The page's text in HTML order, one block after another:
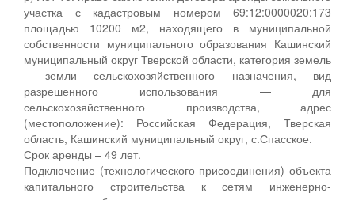
участка с кадастровым номером 69:12:0000020:173
площадью 10200 м2, находящего в муниципальной
собственности муниципального образования Кашинский
муниципальный округ Тверской области, категория земель
- земли сельскохозяйственного назначения, вид
разрешенного использования — для
сельскохозяйственного производства, адрес
(местоположение): Российская Федерация, Тверская
область, Кашинский муниципальный округ, с.Спасское.
Срок аренды – 49 лет.
Подключение (технологического присоединения) объекта
капитального строительства к сетям инженерно-